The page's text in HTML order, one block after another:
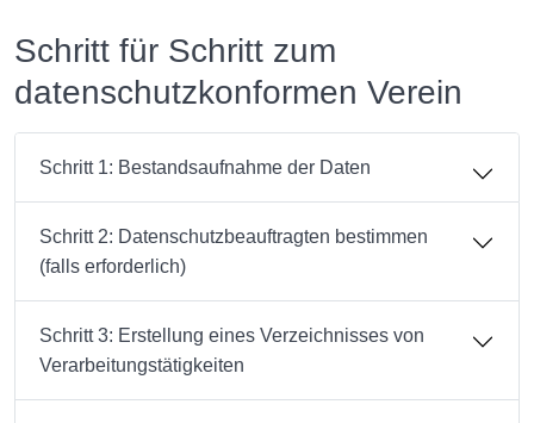
Schritt für Schritt zum
datenschutzkonformen Verein
Schritt 1: Bestandsaufnahme der Daten
Schritt 2: Datenschutzbeauftragten bestimmen
(falls erforderlich)
Schritt 3: Erstellung eines Verzeichnisses von
Verarbeitungstätigkeiten